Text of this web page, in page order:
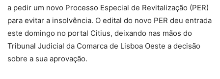
a pedir um novo Processo Especial de Revitalização (PER)
para evitar a insolvência. O edital do novo PER deu entrada
este domingo no portal Citius, deixando nas mãos do
Tribunal Judicial da Comarca de Lisboa Oeste a decisão
sobre a sua aprovação.